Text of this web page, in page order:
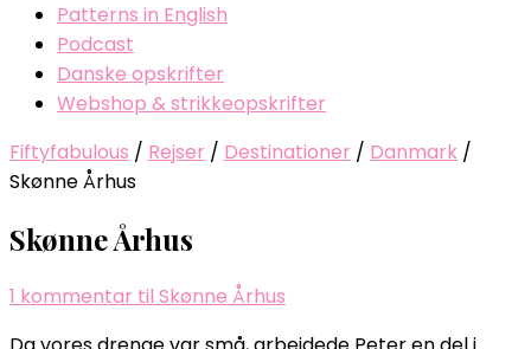
Patterns in English
Podcast
Danske opskrifter
Webshop & strikkeopskrifter
Fiftyfabulous / Rejser / Destinationer / Danmark /
Skønne Århus
Skønne Århus
1 kommentar til Skønne Århus